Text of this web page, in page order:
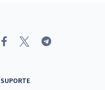
SUPORTE